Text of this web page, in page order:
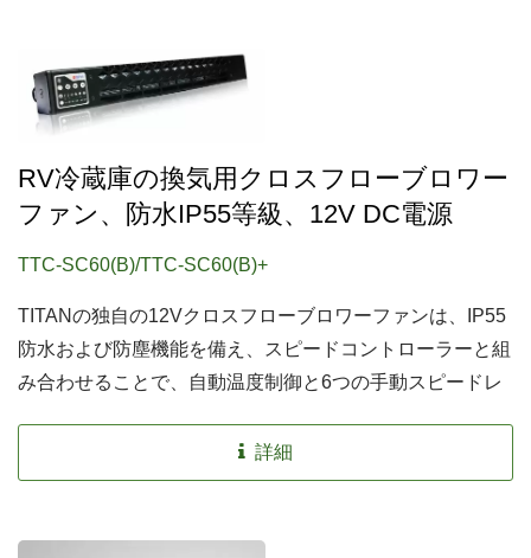
RV冷蔵庫の換気用クロスフローブロワー
ファン、防水IP55等級、12V DC電源
TTC-SC60(B)/TTC-SC60(B)+
TITANの独自の12Vクロスフローブロワーファンは、IP55
防水および防塵機能を備え、スピードコントローラーと組
み合わせることで、自動温度制御と6つの手動スピードレ
アップにより、ささやかな動作音だけでなく、優れた冷却
性能も確保されます。
詳細